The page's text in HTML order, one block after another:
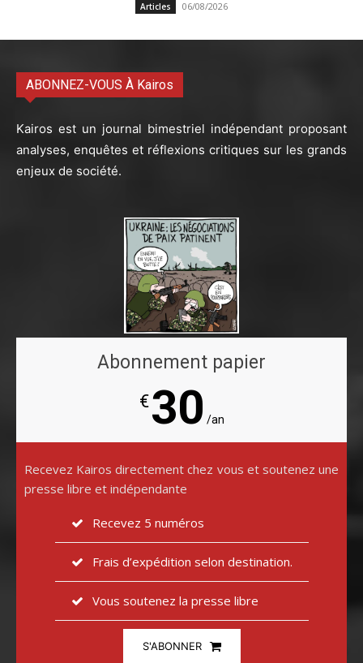
Articles 06/08/2026
ABONNEZ-VOUS À Kairos
Kairos est un journal bimestriel indépendant proposant
analyses, enquêtes et réflexions critiques sur les grands
enjeux de société.
Abonnement papier
€30 /an
Recevez Kairos directement chez vous et soutenez une
presse libre et indépendante
Recevez 5 numéros
Frais d’expédition selon destination.
Vous soutenez la presse libre
S'ABONNER